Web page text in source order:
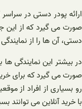
ارائه پودر دستی در
صورت می گیرد که از این
دستی، آن ها را از
در بیشتر این نمایندگی
صورت می گیرد که برای
رو بسیاری از افراد از
با خرید آنلاین می